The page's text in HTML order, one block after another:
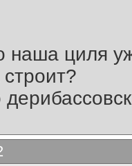
наша циля